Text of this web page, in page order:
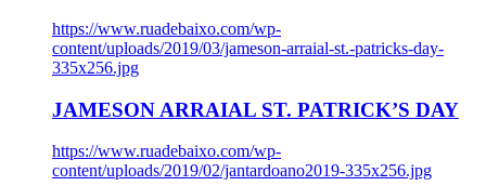
https://www.ruadebaixo.com/wp-
content/uploads/2019/03/jameson-arraial-st.-patricks-day-
335x256.jpg
JAMESON ARRAIAL ST. PATRICK’S DAY
https://www.ruadebaixo.com/wp-
content/uploads/2019/02/jantardoano2019-335x256.jpg